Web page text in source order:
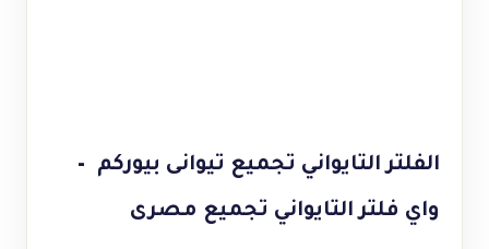
الفلتر التايواني تجميع تيوانى بيوركم –
واي فلتر التايواني تجميع مصرى